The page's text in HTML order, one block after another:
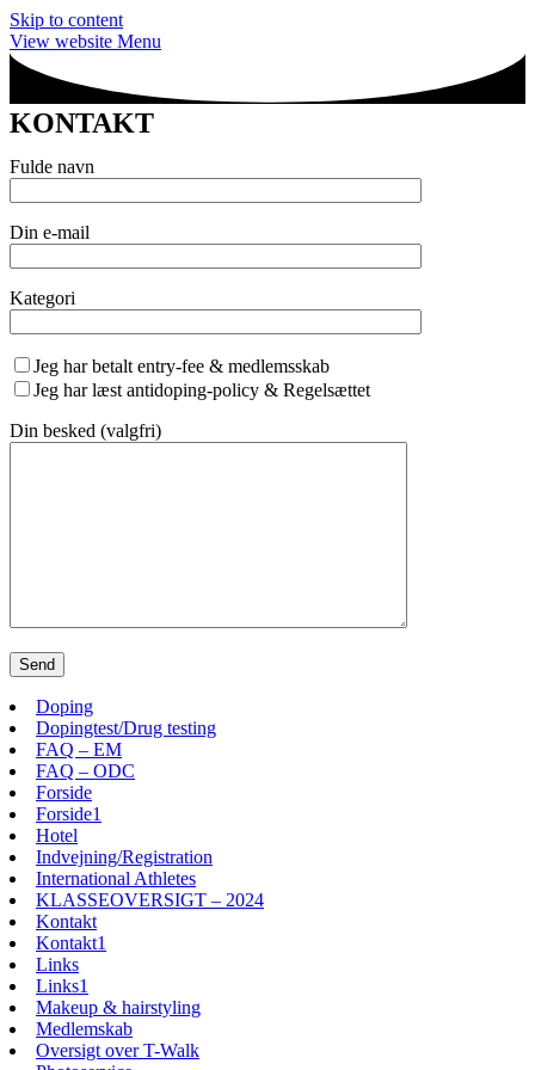
Skip to content
View website Menu
KONTAKT
Fulde navn
Din e-mail
Kategori
Jeg har betalt entry-fee & medlemsskab
Jeg har læst antidoping-policy & Regelsættet
Din besked (valgfri)
Doping
Dopingtest/Drug testing
FAQ – EM
FAQ – ODC
Forside
Forside1
Hotel
Indvejning/Registration
International Athletes
KLASSEOVERSIGT – 2024
Kontakt
Kontakt1
Links
Links1
Makeup & hairstyling
Medlemskab
Oversigt over T-Walk